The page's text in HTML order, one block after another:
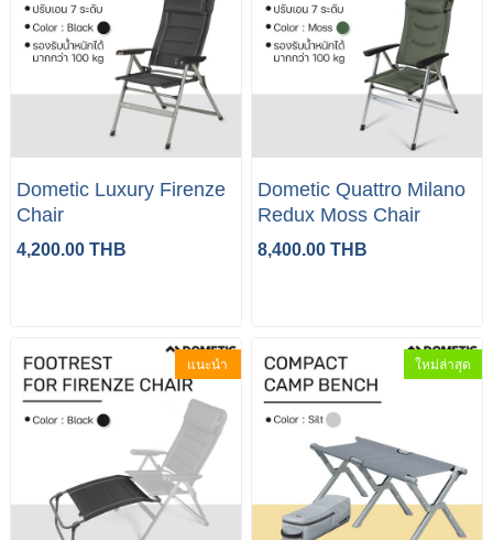
Dometic Luxury Firenze
Chair
4,200.00 THB
Dometic Quattro Milano
Redux Moss Chair
8,400.00 THB
แนะนำ ใหม่ล่าสุด